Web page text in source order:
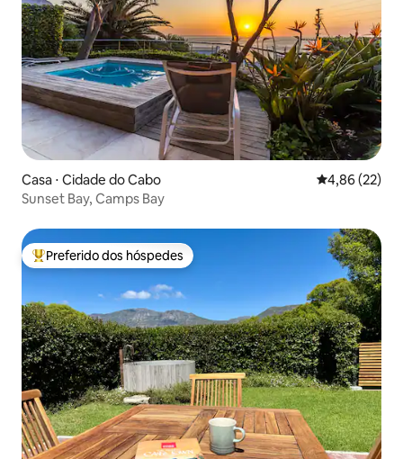
Casa ⋅ Cidade do Cabo 4,86 de uma
4,86 (22)
Sunset Bay, Camps Bay
Entre os melhores preferidos dos hóspedes
Preferido dos hóspedes